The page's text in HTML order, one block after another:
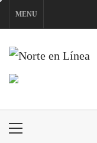
Skip
to
content
MENU
NORTE EN LÍNEA
Primary